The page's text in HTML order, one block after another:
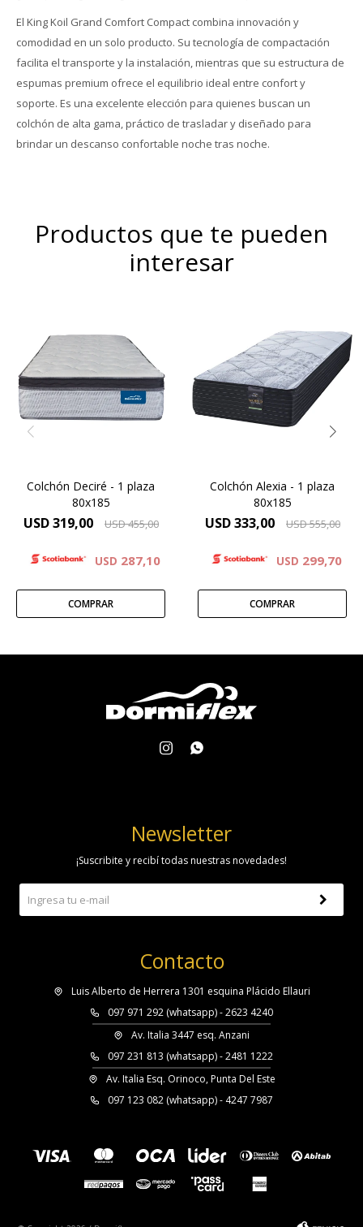
El King Koil Grand Comfort Compact combina innovación y
comodidad en un solo producto. Su tecnología de compactación
facilita el transporte y la instalación, mientras que su estructura de
espumas premium ofrece el equilibrio ideal entre confort y
soporte. Es una excelente elección para quienes buscan un
colchón de alta gama, práctico de trasladar y diseñado para
brindar un descanso confortable noche tras noche.
Productos que te pueden
interesar
un sistema de Resortes
Pocket independientes con
espumas de calidad
premium para ofrecer un
descanso confortable,
estable y con un excelente
nivel de adaptación. Su
diseño está pensado para
brindar un soporte preciso .
Colchón Deciré - 1 plaza
80x185
USD 319,00 USD455,00
USD 287,10
Compactado de espumas
de alta densidad – Capa de
espuma cinco zonas de
activación – Comfort Grid –
Manta de fieltro – Resortes
LFK – Hard Foam®.Altura de
colchón 24 cm
Colchón Alexia - 1 plaza
80x185
USD 333,00 USD555,00
USD 299,70
 
Contacto
Luis Alberto de Herrera 1301 esquina Plácido Ellauri
097 971 292 (whatsapp) - 2623 4240
Av. Italia 3447 esq. Anzani
097 231 813 (whatsapp) - 2481 1222
Av. Italia Esq. Orinoco, Punta Del Este
097 123 082 (whatsapp) - 4247 7987
Newsletter
¡Suscribite y recibí todas nuestras novedades!